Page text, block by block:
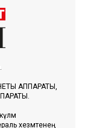
АППАРАТЫ,
хезмәтенең